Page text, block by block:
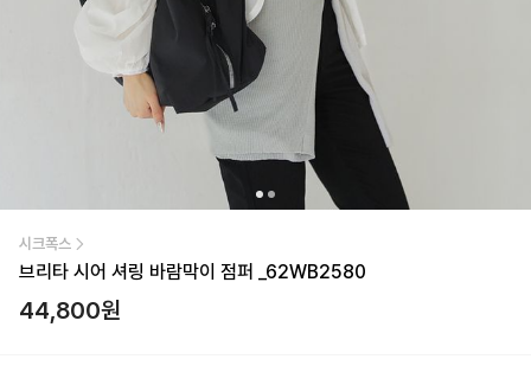
시크폭스
브리타 시어 셔링 바람막이 점퍼 _62WB2580
44,800원